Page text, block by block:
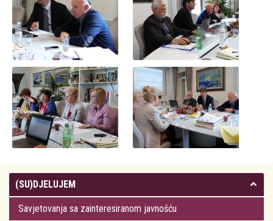
(SU)DJELUJEM
Savjetovanja sa zainteresiranom javnošću